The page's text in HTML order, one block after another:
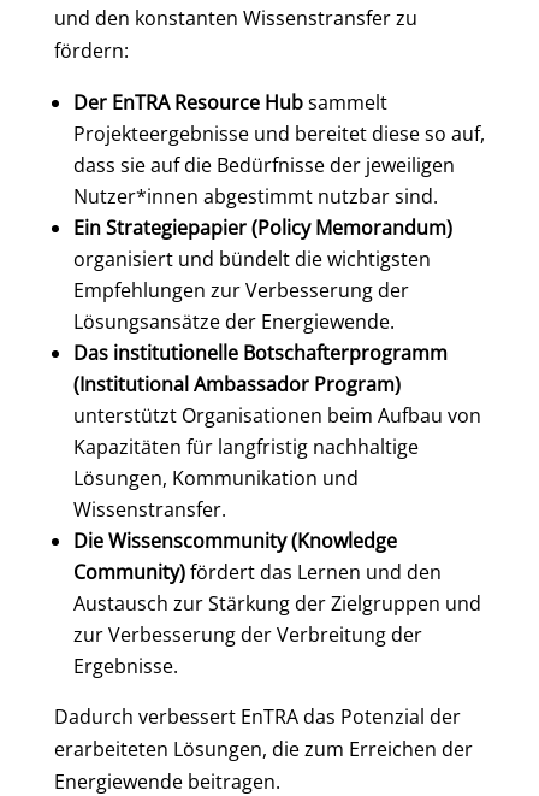
und den konstanten Wissenstransfer zu
fördern:
Der EnTRA Resource Hubsammelt
Projekteergebnisse und bereitet diese so auf,
dass sie auf die Bedürfnisse der jeweiligen
Nutzer*innen abgestimmt nutzbar sind.
Ein Strategiepapier (Policy Memorandum)
organisiert und bündelt die wichtigsten
Empfehlungen zur Verbesserung der
Lösungsansätze der Energiewende.
Das institutionelle Botschafterprogramm
(Institutional Ambassador Program)
unterstützt Organisationen beim Aufbau von
Kapazitäten für langfristig nachhaltige
Lösungen, Kommunikation und
Wissenstransfer.
Die Wissenscommunity (Knowledge
Community)fördert das Lernen und den
Austausch zur Stärkung der Zielgruppen und
zur Verbesserung der Verbreitung der
Ergebnisse.
Dadurch verbessert EnTRA das Potenzial der
erarbeiteten Lösungen, die zum Erreichen der
Energiewende beitragen.